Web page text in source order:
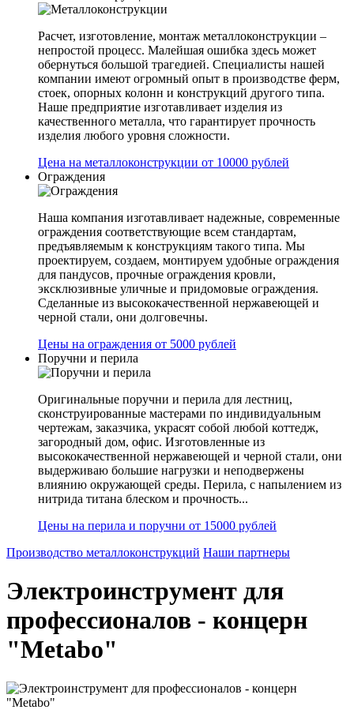
Расчет, изготовление, монтаж металлоконструкции –
непростой процесс. Малейшая ошибка здесь может
обернуться большой трагедией. Специалисты нашей
компании имеют огромный опыт в производстве ферм,
стоек, опорных колонн и конструкций другого типа.
Наше предприятие изготавливает изделия из
качественного металла, что гарантирует прочность
изделия любого уровня сложности.
Цена на металлоконструкции от 10000 рублей
Ограждения
Наша компания изготавливает надежные, современные
ограждения соответствующие всем стандартам,
предъявляемым к конструкциям такого типа. Мы
проектируем, создаем, монтируем удобные ограждения
для пандусов, прочные ограждения кровли,
эксклюзивные уличные и придомовые ограждения.
Сделанные из высококачественной нержавеющей и
черной стали, они долговечны.
Цены на ограждения от 5000 рублей
Поручни и перила
Оригинальные поручни и перила для лестниц,
сконструированные мастерами по индивидуальным
чертежам, заказчика, украсят собой любой коттедж,
загородный дом, офис. Изготовленные из
высококачественной нержавеющей и черной стали, они
выдерживаю большие нагрузки и неподвержены
влиянию окружающей среды. Перила, с напылением из
нитрида титана блеском и прочность...
Цены на перила и поручни от 15000 рублей
Производство металлоконструкций Наши партнеры
Электроинструмент для
профессионалов - концерн
"Metabo"